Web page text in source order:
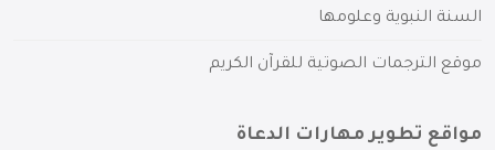
السنة النبوية وعلومها
موقع الترجمات الصوتية للقرآن الكريم
مواقع تطوير مهارات الدعاة